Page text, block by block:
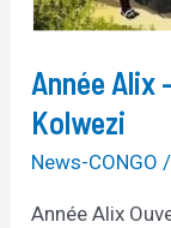
Année Alix
Kolwezi
News-CONGO /
Année Alix
à